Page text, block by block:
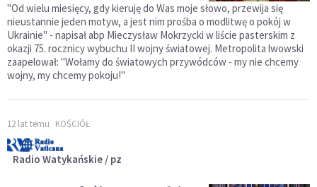
"Od wielu miesięcy, gdy kieruję do Was moje słowo, przewija się
nieustannie jeden motyw, a jest nim prośba o modlitwę o pokój w
Ukrainie" - napisał abp Mieczysław Mokrzycki w liście pasterskim z
okazji 75. rocznicy wybuchu II wojny światowej. Metropolita lwowski
zaapelował: "Wołamy do światowych przywódców - my nie chcemy
wojny, my chcemy pokoju!"
12 lat temu KOŚCIÓŁ
Radio Watykańskie / pz